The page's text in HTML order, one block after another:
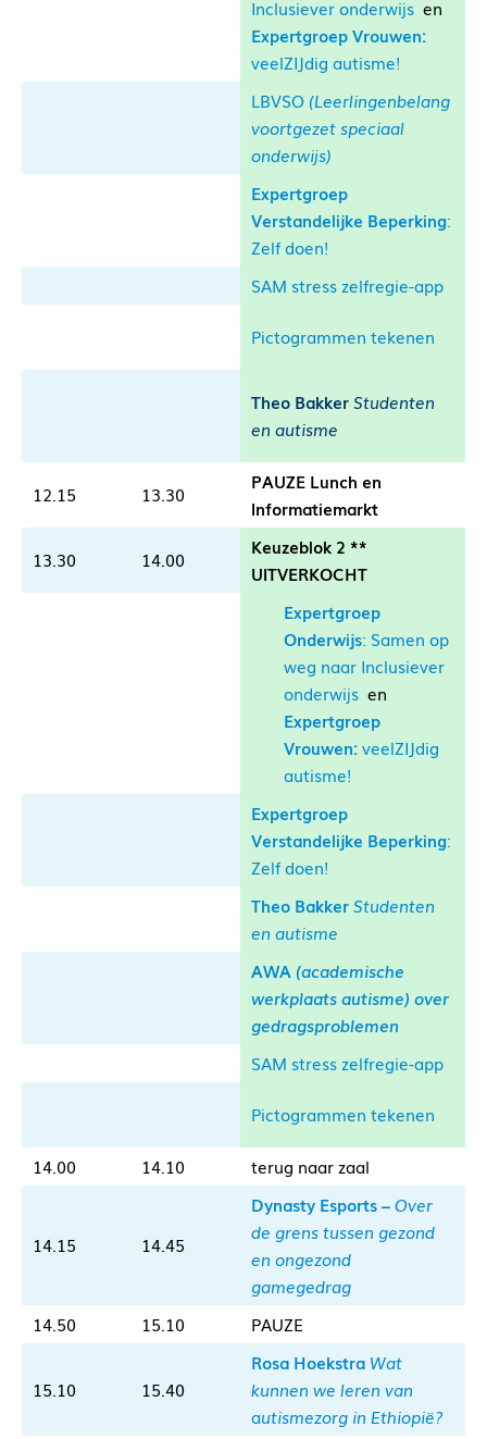
Inclusiever onderwijs en
Expertgroep Vrouwen:
veelZIJdig autisme!
LBVSO (Leerlingenbelang
voortgezet speciaal
onderwijs)
Expertgroep
Verstandelijke Beperking:
Zelf doen!
SAM stress zelfregie-app
Pictogrammen tekenen
Theo BakkerStudenten
en autisme
12.15 13.30
PAUZE Lunch en
Informatiemarkt
13.30 14.00
Keuzeblok 2 **
UITVERKOCHT
Expertgroep
Onderwijs: Samen op
weg naar Inclusiever
onderwijs en
Expertgroep
Vrouwen:veelZIJdig
autisme!
Expertgroep
Verstandelijke Beperking:
Zelf doen!
Theo BakkerStudenten
en autisme
AWA (academische
werkplaats autisme) over
gedragsproblemen
SAM stress zelfregie-app
Pictogrammen tekenen
14.00 14.10 terug naar zaal
14.15 14.45
Dynasty Esports –Over
de grens tussen gezond
en ongezond
gamegedrag
14.50
15.10 PAUZE
15.10 15.40
Rosa Hoekstra Wat
kunnen we leren van
autismezorg in Ethiopië?